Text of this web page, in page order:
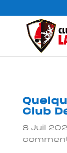
Club
8 Juil